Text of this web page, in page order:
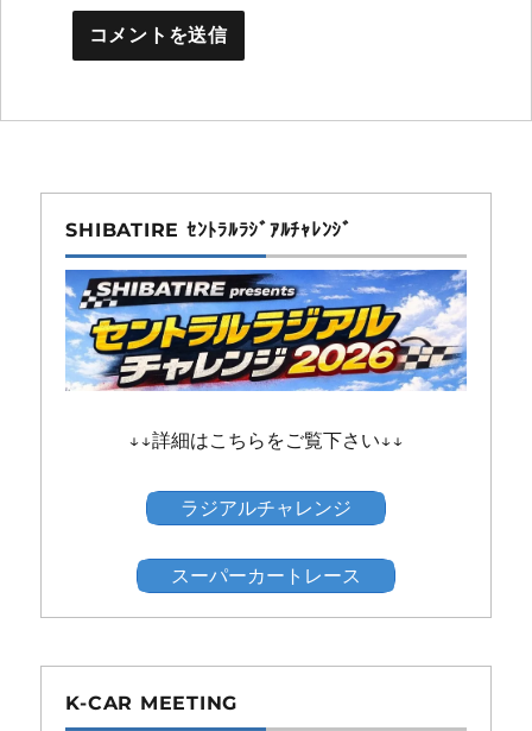
SHIBATIRE ｾﾝﾄﾗﾙﾗｼﾞｱﾙﾁｬﾚﾝｼﾞ
↓↓詳細はこちらをご覧下さい↓↓
ラジアルチャレンジ
スーパーカートレース
K-CAR MEETING